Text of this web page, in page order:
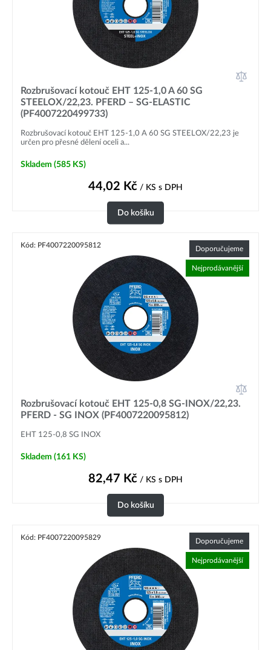
Rozbrušovací kotouč EHT 125-1,0 A 60 SG
STEELOX/22,23. PFERD – SG-ELASTIC
(PF4007220499733)
Rozbrušovací kotouč EHT 125-1,0 A 60 SG STEELOX/22,23 je
určen pro přesné dělení oceli a...
Skladem (585 KS)
44,02 Kč / KS s DPH
Do košíku
Kód: PF4007220095812 Doporučujeme
Nejprodávanější
Rozbrušovací kotouč EHT 125-0,8 SG-INOX/22,23.
PFERD - SG INOX (PF4007220095812)
EHT 125-0,8 SG INOX
Skladem (161 KS)
82,47 Kč / KS s DPH
Do košíku
Kód: PF4007220095829 Doporučujeme
Nejprodávanější